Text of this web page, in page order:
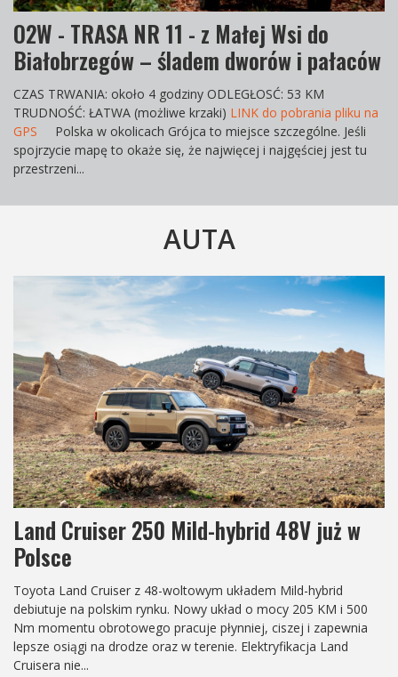
O2W - TRASA NR 11 - z Małej Wsi do
Białobrzegów – śladem dworów i pałaców
CZAS TRWANIA: około 4 godziny ODLEGŁOSĆ: 53 KM
TRUDNOŚĆ: ŁATWA (możliwe krzaki) LINK do pobrania pliku na
GPS
Polska w okolicach Grójca to miejsce szczególne. Jeśli
spojrzycie mapę to okaże się, że najwięcej i najgęściej jest tu
przestrzeni...
AUTA
Land Cruiser 250 Arctic Trucks AT37
Z okazji 40. rocznicy wprowadzenia modelu Prado do
sprzedaży, światowi specjaliści od pojazdów o ekstremalnej
mobilności, Arctic Trucks, ponownie definiują pojęcie "chłodny i
zdolny", prezentując długo oczekiwanego Land Cruisera 250 /
Prado AT37....